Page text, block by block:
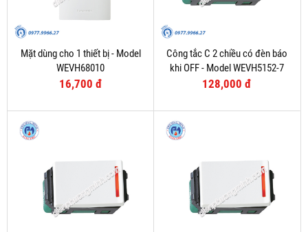
Mặt dùng cho 1 thiết bị - Model
WEVH68010
16,700 đ
Công tắc C 2 chiều có đèn báo
khi OFF - Model WEVH5152-7
128,000 đ